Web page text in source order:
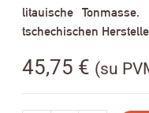
litauische
tschechischen
45,75 € (su